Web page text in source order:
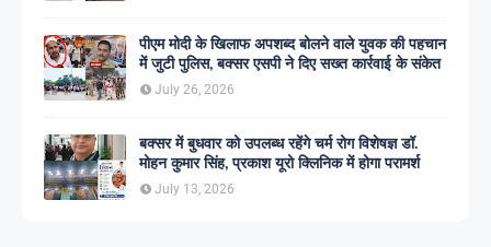
पीएम मोदी के खिलाफ अपशब्द बोलने वाले युवक की पहचान
में जुटी पुलिस, बक्सर एसपी ने दिए सख्त कार्रवाई के संकेत
July 26, 2026
बक्सर में बुधवार को उपलब्ध रहेंगे चर्म रोग विशेषज्ञ डॉ.
मोहन कुमार सिंह, प्रकाश यूरो क्लिनिक में होगा परामर्श
July 13, 2026